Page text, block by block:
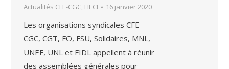
Actualités CFE-CGC, FIECI 16 janvier 2020
Les organisations syndicales CFE-
CGC, CGT, FO, FSU, Solidaires, MNL,
UNEF, UNL et FIDL appellent à réunir
des assemblées générales pour